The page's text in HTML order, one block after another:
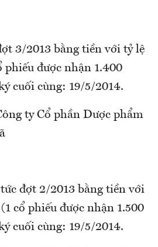
3/2013 bằng tiền với tỷ lệ
phiếu được nhận 1.400
cuối cùng: 19/5/2014.
ty Cổ phần Dược phẩm
đợt 2/2013 bằng tiền với
cổ phiếu được nhận 1.500
cuối cùng: 19/5/2014.